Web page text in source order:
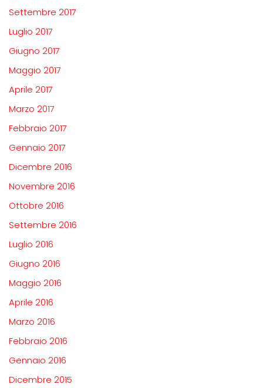
Settembre 2017
Luglio 2017
Giugno 2017
Maggio 2017
Aprile 2017
Marzo 2017
Febbraio 2017
Gennaio 2017
Dicembre 2016
Novembre 2016
Ottobre 2016
Settembre 2016
Luglio 2016
Giugno 2016
Maggio 2016
Aprile 2016
Marzo 2016
Febbraio 2016
Gennaio 2016
Dicembre 2015